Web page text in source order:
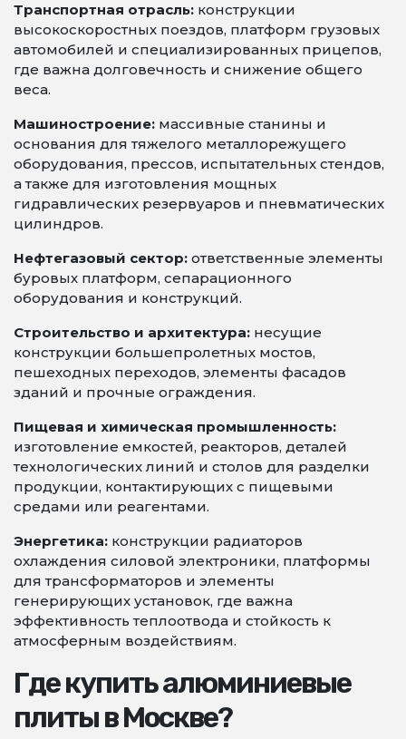
Транспортная отрасль: конструкции
высокоскоростных поездов, платформ грузовых
автомобилей и специализированных прицепов,
где важна долговечность и снижение общего
веса.
Машиностроение: массивные станины и
основания для тяжелого металлорежущего
оборудования, прессов, испытательных стендов,
а также для изготовления мощных
гидравлических резервуаров и пневматических
цилиндров.
Нефтегазовый сектор: ответственные элементы
буровых платформ, сепарационного
оборудования и конструкций.
Строительство и архитектура: несущие
конструкции большепролетных мостов,
пешеходных переходов, элементы фасадов
зданий и прочные ограждения.
Пищевая и химическая промышленность:
изготовление емкостей, реакторов, деталей
технологических линий и столов для разделки
продукции, контактирующих с пищевыми
средами или реагентами.
Энергетика: конструкции радиаторов
охлаждения силовой электроники, платформы
для трансформаторов и элементы
генерирующих установок, где важна
эффективность теплоотвода и стойкость к
атмосферным воздействиям.
Где купить алюминиевые
плиты в Москве?